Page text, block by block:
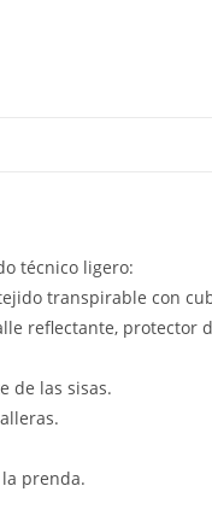
técnico ligero:
transpirable con
reflectante, protector
de las sisas.
prenda.